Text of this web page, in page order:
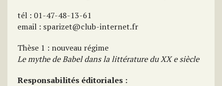
tél : 01-47-48-13-61
email : sparizet@club-internet.fr
Thèse 1 : nouveau régime
Le mythe de Babel dans la littérature du XX e siècle
Responsabilités éditoriales :